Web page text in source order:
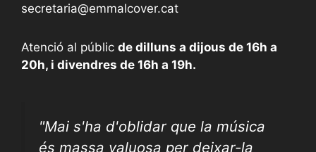
secretaria@emmalcover.cat
Atenció al públic de dilluns a dijous de 16h a
20h, i divendres de 16h a 19h.
"Mai s'ha d'oblidar que la música
és massa valuosa per deixar-la